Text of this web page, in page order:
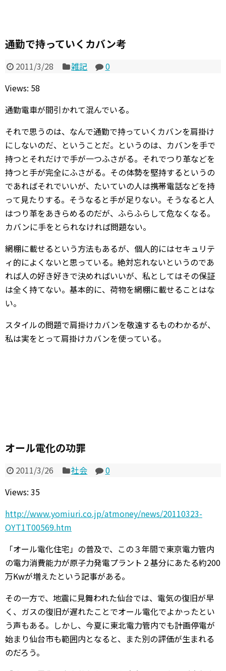
通勤で持っていくカバン考
2011/3/28 雑記
0
Views: 58
通勤電車が間引かれて混んでいる。
それで思うのは、なんで通勤で持っていくカバンを肩掛け
にしないのだ、ということだ。というのは、カバンを手で
持つとそれだけで手が一つふさがる。それでつり革などを
持つと手が完全にふさがる。その体勢を堅持するというの
であればそれでいいが、たいていの人は携帯電話などを持
って見たりする。そうなると手が足りない。そうなると人
はつり革をあきらめるのだが、ふらふらして危なくなる。
カバンに手をとられなければ問題ない。
網棚に載せるという方法もあるが、個人的にはセキュリテ
ィ的によくないと思っている。絶対忘れないというのであ
れば人の好き好きで決めればいいが、私としてはその保証
は全く持てない。基本的に、荷物を網棚に載せることはな
い。
スタイルの問題で肩掛けカバンを敬遠するものわかるが、
私は実をとって肩掛けカバンを使っている。
オール電化の功罪
2011/3/26 社会
0
Views: 35
http://www.yomiuri.co.jp/atmoney/news/20110323-
OYT1T00569.htm
「オール電化住宅」の普及で、この３年間で東京電力管内
の電力消費能力が原子力発電プラント２基分にあたる約200
万Kwが増えたという記事がある。
その一方で、地震に見舞われた仙台では、電気の復旧が早
く、ガスの復旧が遅れたことでオール電化でよかったとい
う声もある。しかし、今夏に東北電力管内でも計画停電が
始まり仙台市も範囲内となると、また別の評価が生まれる
のだろう。